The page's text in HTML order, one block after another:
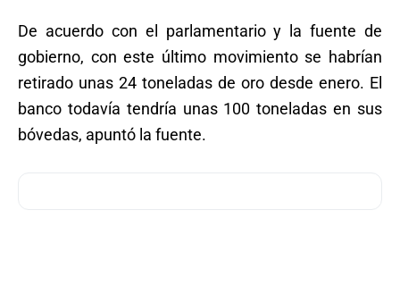
De acuerdo con el parlamentario y la fuente de
gobierno, con este último movimiento se habrían
retirado unas 24 toneladas de oro desde enero. El
banco todavía tendría unas 100 toneladas en sus
bóvedas, apuntó la fuente.